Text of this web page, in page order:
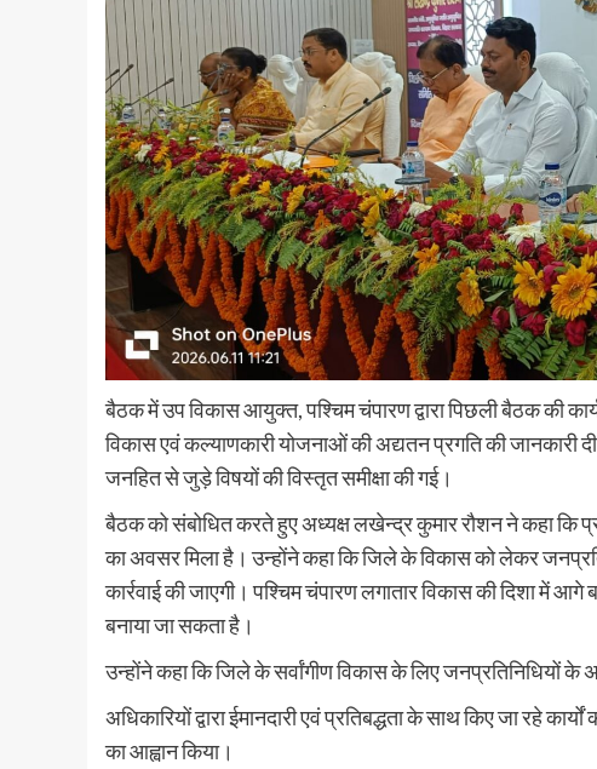
बैठक में उप विकास आयुक्त, पश्चिम चंपारण द्वारा पिछली बैठक की
विकास एवं कल्याणकारी योजनाओं की अद्यतन प्रगति की जानकारी
जनहित से जुड़े विषयों की विस्तृत समीक्षा की गई।
बैठक को संबोधित करते हुए अध्यक्ष लखेन्द्र कुमार रौशन ने कहा कि
का अवसर मिला है। उन्होंने कहा कि जिले के विकास को लेकर
कार्रवाई की जाएगी। पश्चिम चंपारण लगातार विकास की दिशा में
बनाया जा सकता है।
उन्होंने कहा कि जिले के सर्वांगीण विकास के लिए जनप्रतिनिधियों
अधिकारियों द्वारा ईमानदारी एवं प्रतिबद्धता के साथ किए जा रहे
का आह्वान किया।